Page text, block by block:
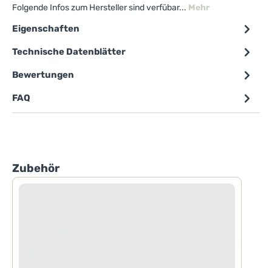
Folgende Infos zum Hersteller sind verfübar... Mehr
Eigenschaften
Technische Datenblätter
Bewertungen
FAQ
Produktgalerie überspringen
Zubehör